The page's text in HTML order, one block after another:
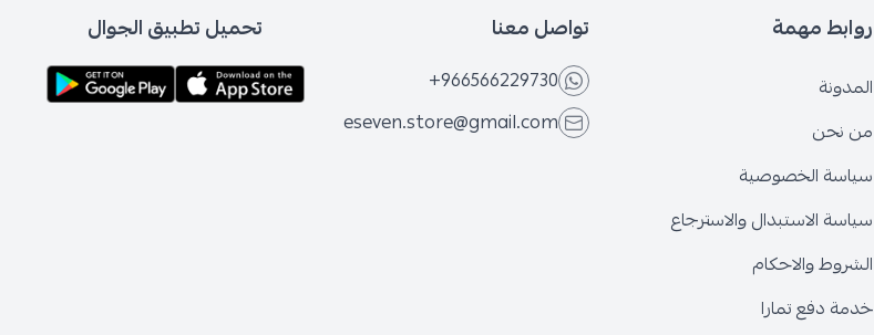
روابط مهمة
المدونة
من نحن
سياسة الخصوصية
سياسة الاستبدال والاسترجاع
الشروط والاحكام
خدمة دفع تمارا
تواصل معنا
+966566229730
eseven.store@gmail.com
تحميل تطبيق الجوال